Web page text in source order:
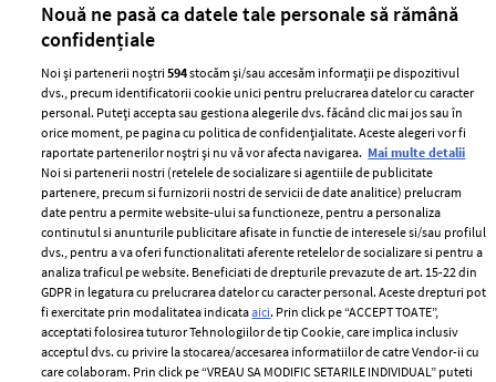
Cele mai HOT palete de machiaj ale
sezonului
SEPHORA 29 noiembrie 2017
Niciodata nu avem prea multe produse de machiaj, nu-i
asa? Cu atat mai mult atunci cand vorbim de palete de
machiaj.
+ MAI MULTE
Nouă ne pasă ca datele tale personale să rămână
confidențiale
Noi și partenerii noștri594stocăm și/sau accesăm informații pe dispozitivul
dvs., precum identificatorii cookie unici pentru prelucrarea datelor cu caracter
personal. Puteți accepta sau gestiona alegerile dvs. făcând clic mai jos sau în
orice moment, pe pagina cu politica de confidențialitate. Aceste alegeri vor fi
raportate partenerilor noștri și nu vă vor afecta navigarea. Mai multe detalii
Noi si partenerii nostri (retelele de socializare si agentiile de publicitate
partenere, precum si furnizorii nostri de servicii de date analitice) prelucram
date pentru a permite website-ului sa functioneze, pentru a personaliza
continutul si anunturile publicitare afisate in functie de interesele si/sau profilul
dvs., pentru a va oferi functionalitati aferente retelelor de socializare si pentru a
analiza traficul pe website. Beneficiati de drepturile prevazute de art. 15-22 din
GDPR in legatura cu prelucrarea datelor cu caracter personal. Aceste drepturi pot
fi exercitate prin modalitatea indicataaici. Prin click pe “ACCEPT TOATE”,
acceptati folosirea tuturor Tehnologiilor de tip Cookie, care implica inclusiv
acceptul dvs. cu privire la stocarea/accesarea informatiilor de catre Vendor-ii cu
care colaboram. Prin click pe “VREAU SA MODIFIC SETARILE INDIVIDUAL” puteti